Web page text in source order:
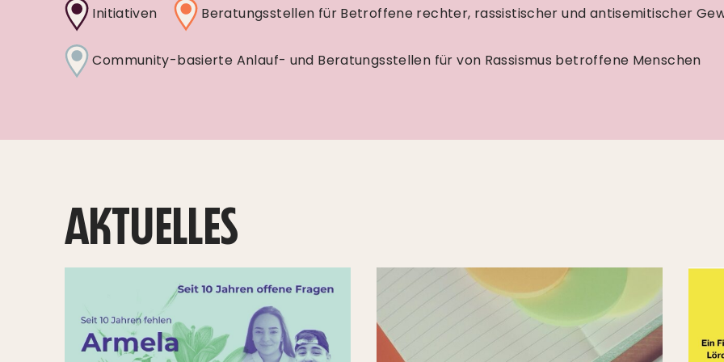
Initiativen Beratungsstellen für Betroffene rechter, rassistischer und antisemitischer
Community-basierte Anlauf- und Beratungsstellen für von Rassismus betroffene Menschen
AKTUELLES